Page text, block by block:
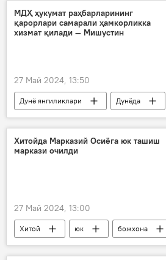
Россия
Ўзбекистон - Россия
Шавкат Мирзиёев
Владимир Путин
МДҲ ҳукумат раҳбарларининг
қарорлари самарали ҳамкорликка
хизмат қилади — Мишустин
27 Май 2024, 13:50
Дунё янгиликлари
Дунёда
Россия
МДҲ
Михаил Мишустин
Хитойда Марказий Осиёга юк ташиш
маркази очилди
27 Май 2024, 13:00
Хитой юк
божхона
Марказий Осиё
Европа